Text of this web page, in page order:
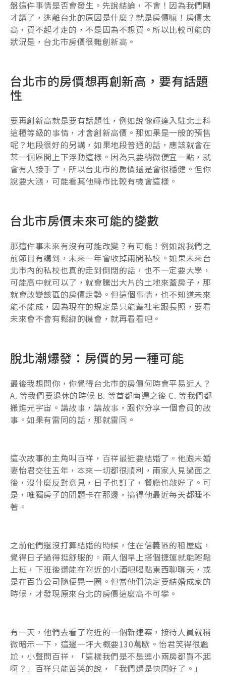
盤這件事情是否會發生。先說結論，不會！因為我們剛
才講了，逃離台北的原因是什麼？就是房價嘛！房價太
高，買不起才走的，不是因為不想買。所以比較可能的
狀況是，台北市房價很難創新高。
台北市的房價想再創新高，要有話題
性
要再創新高就是要有話題性，例如說像輝達入駐北士科
這種等級的事情，才會創新高價。那如果是一般的預售
呢？地段很好的另講，如果地段普通的話，應該就會在
某一個區間上下浮動這樣。因為只要稍微便宜一點，就
會有人接手了，所以台北市的房價還是會很穩健。但你
說要大漲，可能看其他縣市比較有機會這樣。
台北市房價未來可能的變數
那這件事未來有沒有可能改變？有可能！例如說我們之
前節目有講到，未來一年會收掉兩間私校。如果未來台
北市內的私校也真的走到倒閉的話，也不一定要大學，
可能高中就可以了，就會騰出大片的土地來蓋房子，那
就會改變該區的房價走勢。但這個事情，也不知道未來
能不能成，因為現在的規定是只能蓋社宅跟長照，要看
未來會不會有鬆綁的機會，就再看看吧。
脫北潮爆發：房價的另一種可能
最後我想問你，你覺得台北市的房價何時會平易近人？
A. 等我們要退休的時候 B. 等首都南遷之後 C. 等我們都
搬進元宇宙。講故事，講故事，跟你分享一個會員的故
事。如果有雷同的話，那就雷同。
這次故事的主角叫百祥，百祥最近要結婚了。他跟未婚
妻怡君交往五年，本來一切都很順利，兩家人見過面之
後，沒什麼反對意見，日子也訂了，餐廳也敲好了。可
是，唯獨房子的問題卡在那邊，搞得他最近每天都睡不
著。
之前他們還沒打算結婚的時候，住在信義區的租屋處，
覺得日子過得挺舒服的。兩人個早上搭個捷運就能輕鬆
上班，下班後還能在附近的小酒吧喝點東西聊聊天，或
是在百貨公司隨便晃一圈。但當他們決定要結婚成家的
時候，才發現原來台北的房價這麼高不可攀。
有一天，他們去看了附近的一個新建案，接待人員就稍
微暗示一下，這邊一坪大概要130萬歐。怡君笑得很尷
尬，小聲問百祥，「這樣我們是不是連小兩房都買不起
啊？」百祥只能苦笑的說，「我們還是快閃好了。」